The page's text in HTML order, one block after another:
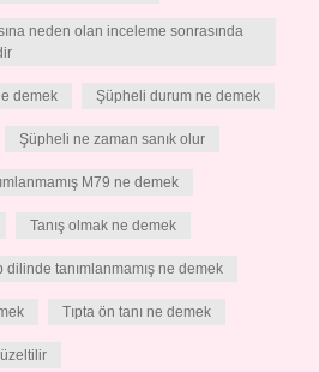
neden olan inceleme sonrasında
demek Şüpheli durum ne demek
Şüpheli ne zaman sanık olur
M79 ne demek
Tanış olmak ne demek
dilinde tanımlanmamış ne demek
Tıpta ön tanı ne demek